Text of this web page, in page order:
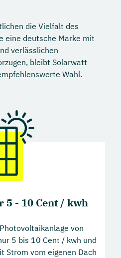
und robuste
Produktions- und
die Vielfalt des
eine deutsche Marke mit
verlässlichen
bleibt Solarwatt
Wahl.
5 - 10 Cent / kwh
von
5 bis 10 Cent / kwh und
Strom vom eigenen Dach